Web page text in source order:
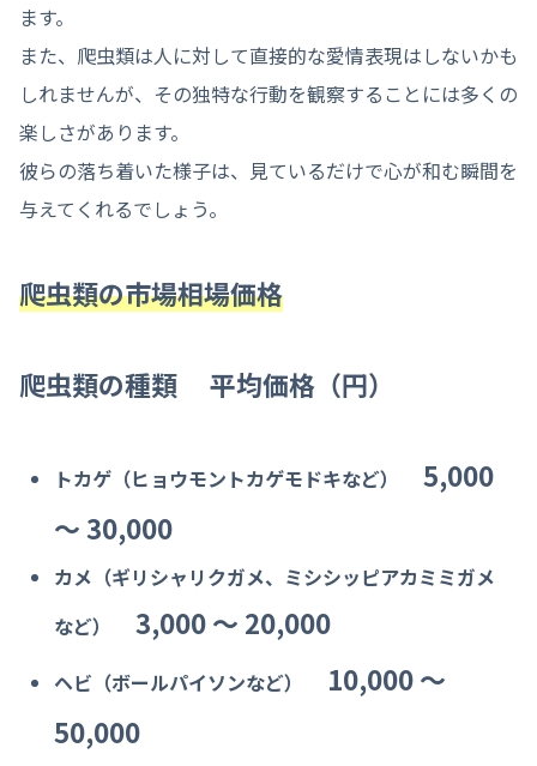
ます。
また、爬虫類は人に対して直接的な愛情表現はしないかも
しれませんが、その独特な行動を観察することには多くの
楽しさがあります。
彼らの落ち着いた様子は、見ているだけで心が和む瞬間を
与えてくれるでしょう。
爬虫類の市場相場価格
爬虫類の種類 平均価格（円）
トカゲ（ヒョウモントカゲモドキなど）
5,000
〜 30,000
カメ（ギリシャリクガメ、ミシシッピアカミミガメ
など）
3,000 〜 20,000
ヘビ（ボールパイソンなど）
10,000 〜
50,000